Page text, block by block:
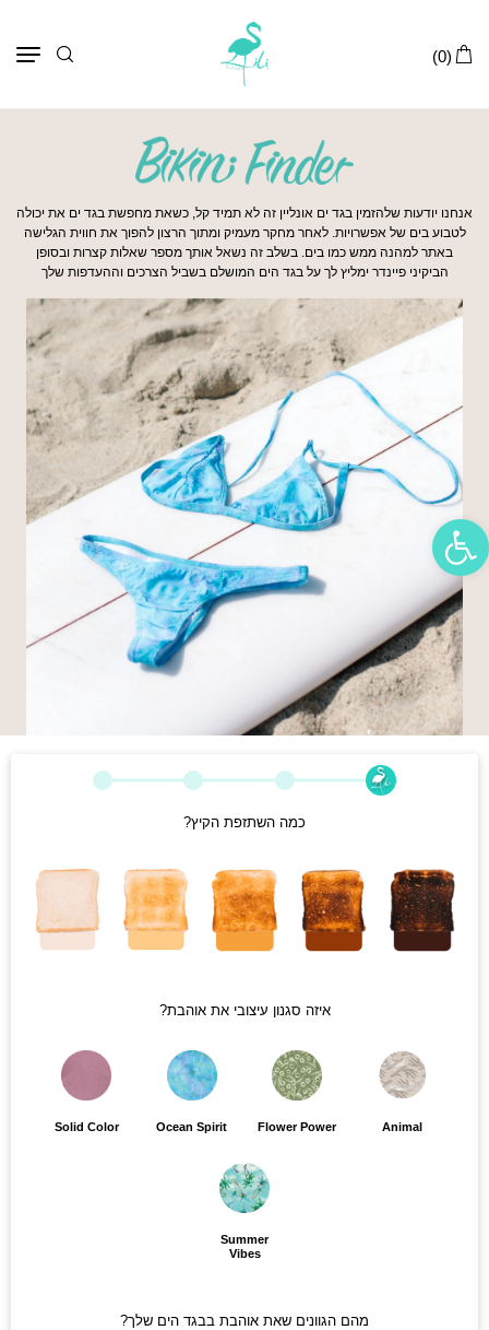
(0)
אנחנו יודעות שלהזמין בגד ים אונליין זה לא תמיד קל, כשאת מחפשת בגד ים את יכולה
לטבוע בים של אפשרויות. לאחר מחקר מעמיק ומתוך הרצון להפוך את חווית הגלישה
באתר למהנה ממש כמו בים. בשלב זה נשאל אותך מספר שאלות קצרות ובסופן
הביקיני פיינדר ימליץ לך על בגד הים המושלם בשביל הצרכים וההעדפות שלך
כמה השתזפת הקיץ?
איזה סגנון עיצובי את אוהבת?
Animal
Flower Power
Ocean Spirit
Solid Color
Summer
Vibes
מהם הגוונים שאת אוהבת בבגד הים שלך?
פתח סרגל נגישות